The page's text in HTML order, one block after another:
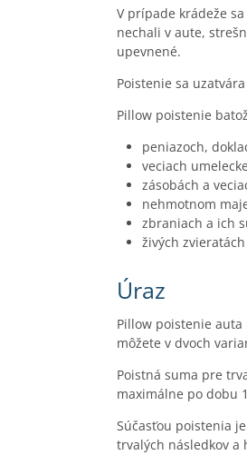
V prípade krádeže
nechali v aute,
upevnené.
Poistenie sa
Pillow poistenie
peniazoch,
veciach
zásobách a
nehmotnom
zbraniach a ich
živých zvieratách
Úraz
Pillow poistenie
môžete v dvoch
Poistná suma pre
maximálne po dobu
Súčasťou poistenia
trvalých následkov a